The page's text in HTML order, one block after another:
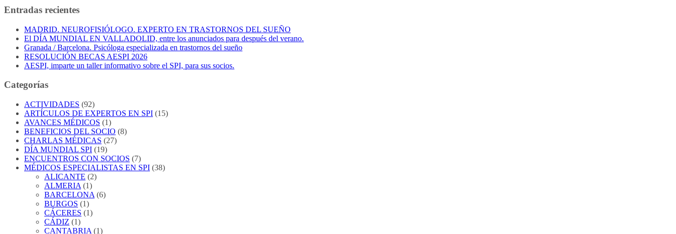
Entradas recientes
MADRID. NEUROFISIÓLOGO. EXPERTO EN TRASTORNOS DEL SUEÑO
El DÍA MUNDIAL EN VALLADOLID, entre los anunciados para después del verano.
Granada / Barcelona. Psicóloga especializada en trastornos del sueño
RESOLUCIÓN BECAS AESPI 2026
AESPI, imparte un taller informativo sobre el SPI, para sus socios.
Categorías
ACTIVIDADES (92)
ARTÍCULOS DE EXPERTOS EN SPI (15)
AVANCES MÉDICOS (1)
BENEFICIOS DEL SOCIO (8)
CHARLAS MÉDICAS (27)
DÍA MUNDIAL SPI (19)
ENCUENTROS CON SOCIOS (7)
MÉDICOS ESPECIALISTAS EN SPI (38)
ALICANTE (2)
ALMERIA (1)
BARCELONA (6)
BURGOS (1)
CÁCERES (1)
CÁDIZ (1)
CANTABRIA (1)